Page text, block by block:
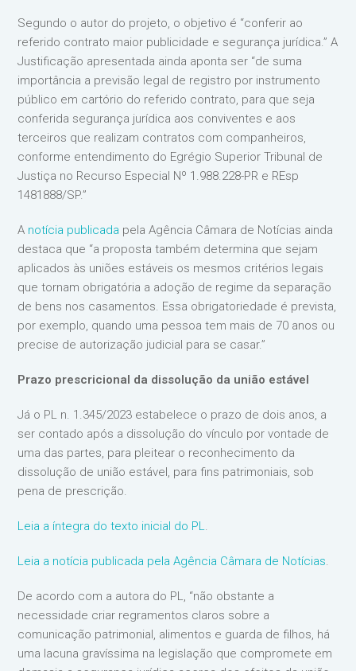
Segundo o autor do projeto, o objetivo é “conferir ao
referido contrato maior publicidade e segurança jurídica.” A
Justificação apresentada ainda aponta ser “de suma
importância a previsão legal de registro por instrumento
público em cartório do referido contrato, para que seja
conferida segurança jurídica aos conviventes e aos
terceiros que realizam contratos com companheiros,
conforme entendimento do Egrégio Superior Tribunal de
Justiça no Recurso Especial Nº 1.988.228-PR e REsp
1481888/SP.”
A notícia publicada pela Agência Câmara de Notícias ainda
destaca que “a proposta também determina que sejam
aplicados às uniões estáveis os mesmos critérios legais
que tornam obrigatória a adoção de regime da separação
de bens nos casamentos. Essa obrigatoriedade é prevista,
por exemplo, quando uma pessoa tem mais de 70 anos ou
precise de autorização judicial para se casar.”
Prazo prescricional da dissolução da união estável
Já o PL n. 1.345/2023 estabelece o prazo de dois anos, a
ser contado após a dissolução do vínculo por vontade de
uma das partes, para pleitear o reconhecimento da
dissolução de união estável, para fins patrimoniais, sob
pena de prescrição.
Leia a íntegra do texto inicial do PL.
Leia a notícia publicada pela Agência Câmara de Notícias.
De acordo com a autora do PL, “não obstante a
necessidade criar regramentos claros sobre a
comunicação patrimonial, alimentos e guarda de filhos, há
uma lacuna gravíssima na legislação que compromete em